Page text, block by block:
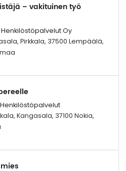
– vakituinen työ
Henkilöstöpalvelut Oy
Pirkkala, 37500 Lempäälä,
Henkilöstöpalvelut
Kangasala, 37100 Nokia,